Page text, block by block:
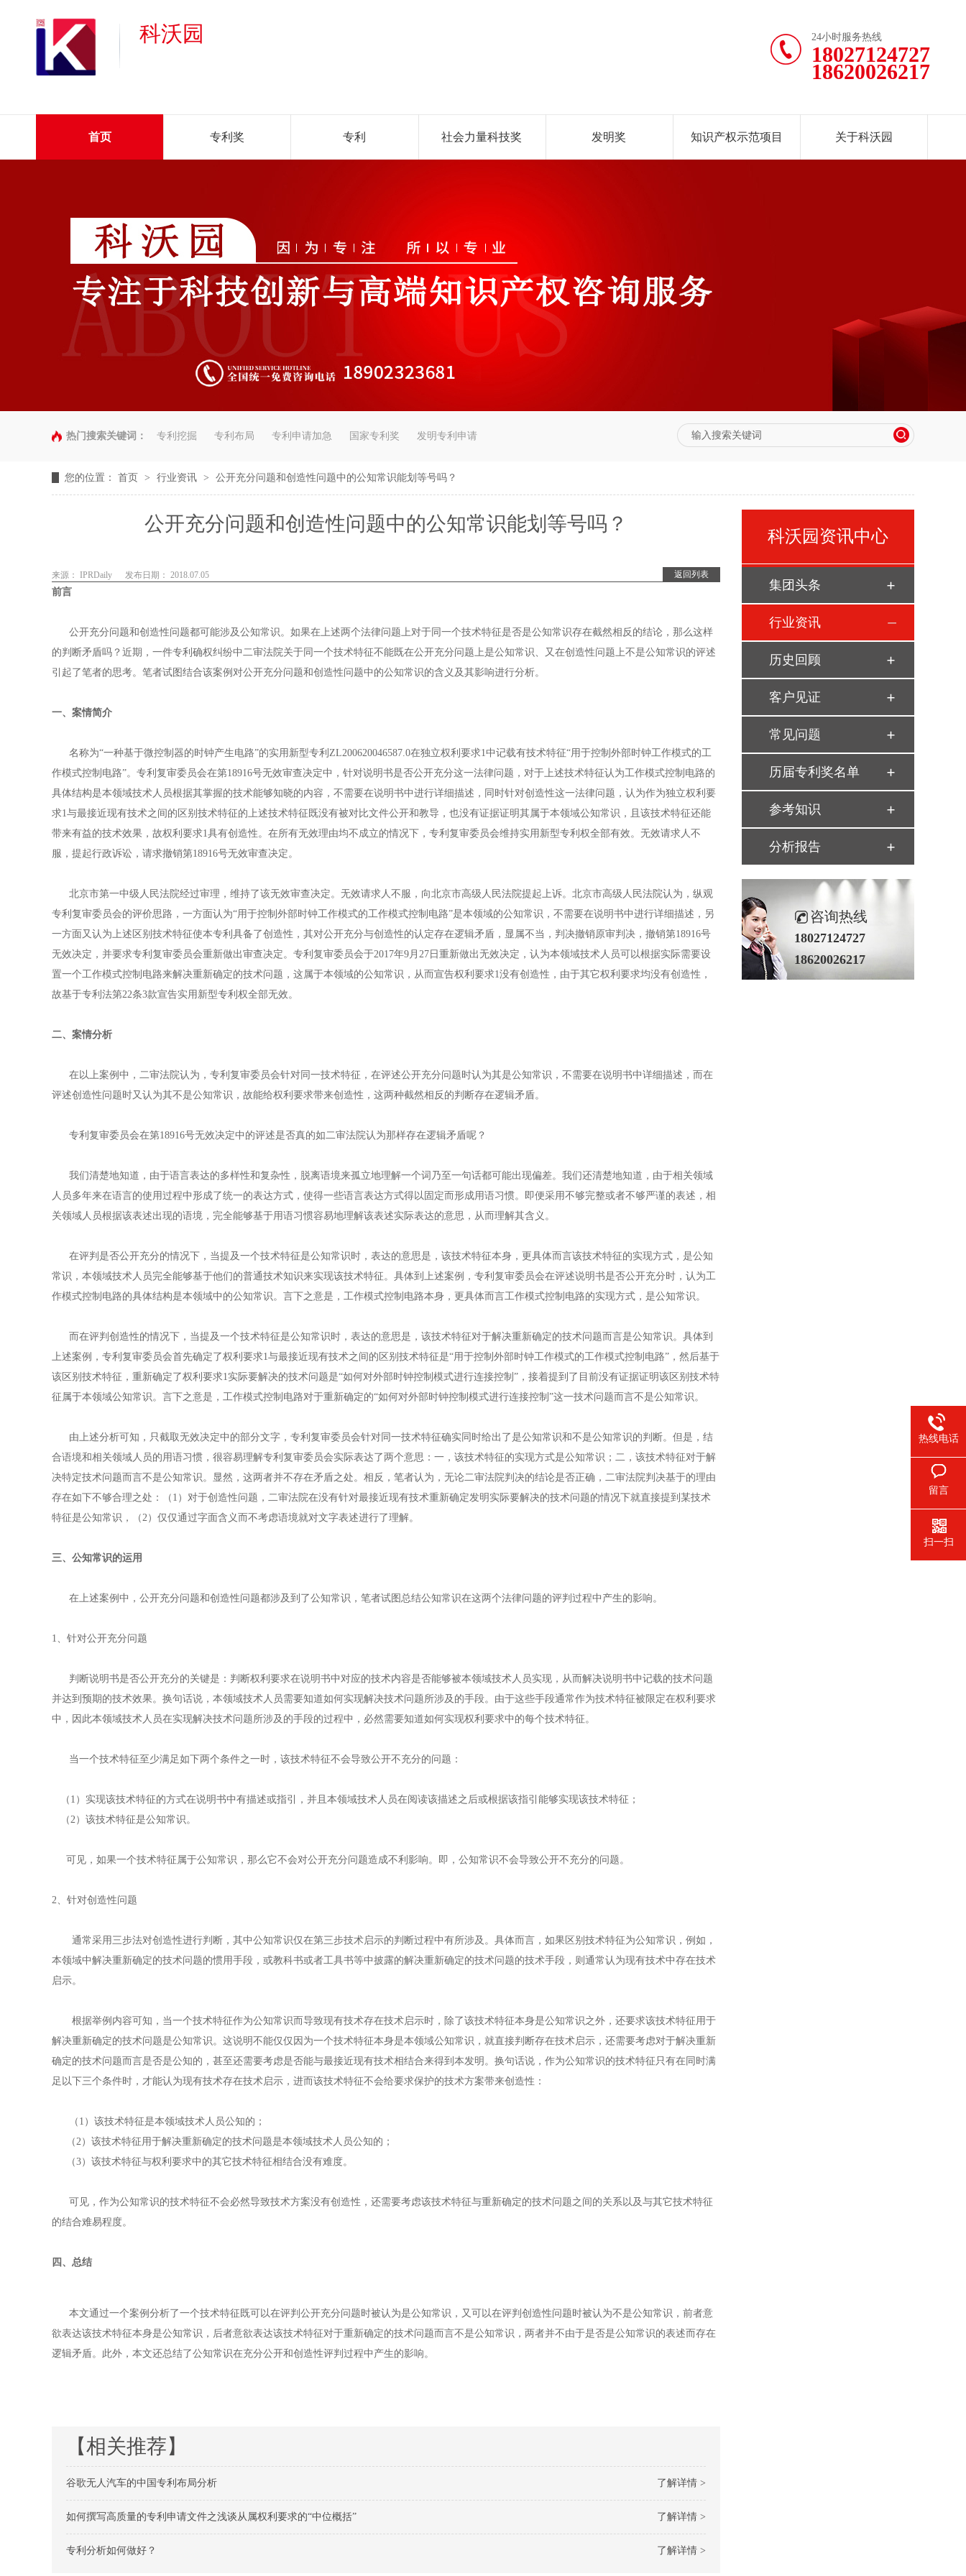
24小时服务热线
18027124727
18620026217
科沃园
首页 专利奖 专利 社会力量科技奖 发明奖 知识产权示范项目 关于科沃园
热门搜索关键词： 专利挖掘 专利布局 专利申请加急 国家专利奖 发明专利申请
您的位置： 首页 > 行业资讯 > 公开充分问题和创造性问题中的公知常识能划等号吗？
公开充分问题和创造性问题中的公知常识能划等号吗？
返回列表
来源： IPRDaily 发布日期： 2018.07.05
前言
公开充分问题和创造性问题都可能涉及公知常识。如果在上述两个法律问题上对于同一个技术特征是否是公知常识存在截然相反的结论，那么这样
的判断矛盾吗？近期，一件专利确权纠纷中二审法院关于同一个技术特征不能既在公开充分问题上是公知常识、又在创造性问题上不是公知常识的评述
引起了笔者的思考。笔者试图结合该案例对公开充分问题和创造性问题中的公知常识的含义及其影响进行分析。
一、案情简介
名称为“一种基于微控制器的时钟产生电路”的实用新型专利ZL200620046587.0在独立权利要求1中记载有技术特征“用于控制外部时钟工作模式的工
作模式控制电路”。专利复审委员会在第18916号无效审查决定中，针对说明书是否公开充分这一法律问题，对于上述技术特征认为工作模式控制电路的
具体结构是本领域技术人员根据其掌握的技术能够知晓的内容，不需要在说明书中进行详细描述，同时针对创造性这一法律问题，认为作为独立权利要
求1与最接近现有技术之间的区别技术特征的上述技术特征既没有被对比文件公开和教导，也没有证据证明其属于本领域公知常识，且该技术特征还能
带来有益的技术效果，故权利要求1具有创造性。在所有无效理由均不成立的情况下，专利复审委员会维持实用新型专利权全部有效。无效请求人不
服，提起行政诉讼，请求撤销第18916号无效审查决定。
北京市第一中级人民法院经过审理，维持了该无效审查决定。无效请求人不服，向北京市高级人民法院提起上诉。北京市高级人民法院认为，纵观
专利复审委员会的评价思路，一方面认为“用于控制外部时钟工作模式的工作模式控制电路”是本领域的公知常识，不需要在说明书中进行详细描述，另
一方面又认为上述区别技术特征使本专利具备了创造性，其对公开充分与创造性的认定存在逻辑矛盾，显属不当，判决撤销原审判决，撤销第18916号
无效决定，并要求专利复审委员会重新做出审查决定。专利复审委员会于2017年9月27日重新做出无效决定，认为本领域技术人员可以根据实际需要设
置一个工作模式控制电路来解决重新确定的技术问题，这属于本领域的公知常识，从而宣告权利要求1没有创造性，由于其它权利要求均没有创造性，
故基于专利法第22条3款宣告实用新型专利权全部无效。
二、案情分析
在以上案例中，二审法院认为，专利复审委员会针对同一技术特征，在评述公开充分问题时认为其是公知常识，不需要在说明书中详细描述，而在
评述创造性问题时又认为其不是公知常识，故能给权利要求带来创造性，这两种截然相反的判断存在逻辑矛盾。
专利复审委员会在第18916号无效决定中的评述是否真的如二审法院认为那样存在逻辑矛盾呢？
我们清楚地知道，由于语言表达的多样性和复杂性，脱离语境来孤立地理解一个词乃至一句话都可能出现偏差。我们还清楚地知道，由于相关领域
人员多年来在语言的使用过程中形成了统一的表达方式，使得一些语言表达方式得以固定而形成用语习惯。即便采用不够完整或者不够严谨的表述，相
关领域人员根据该表述出现的语境，完全能够基于用语习惯容易地理解该表述实际表达的意思，从而理解其含义。
在评判是否公开充分的情况下，当提及一个技术特征是公知常识时，表达的意思是，该技术特征本身，更具体而言该技术特征的实现方式，是公知
常识，本领域技术人员完全能够基于他们的普通技术知识来实现该技术特征。具体到上述案例，专利复审委员会在评述说明书是否公开充分时，认为工
作模式控制电路的具体结构是本领域中的公知常识。言下之意是，工作模式控制电路本身，更具体而言工作模式控制电路的实现方式，是公知常识。
而在评判创造性的情况下，当提及一个技术特征是公知常识时，表达的意思是，该技术特征对于解决重新确定的技术问题而言是公知常识。具体到
上述案例，专利复审委员会首先确定了权利要求1与最接近现有技术之间的区别技术特征是“用于控制外部时钟工作模式的工作模式控制电路”，然后基于
该区别技术特征，重新确定了权利要求1实际要解决的技术问题是“如何对外部时钟控制模式进行连接控制”，接着提到了目前没有证据证明该区别技术特
征属于本领域公知常识。言下之意是，工作模式控制电路对于重新确定的“如何对外部时钟控制模式进行连接控制”这一技术问题而言不是公知常识。
由上述分析可知，只截取无效决定中的部分文字，专利复审委员会针对同一技术特征确实同时给出了是公知常识和不是公知常识的判断。但是，结
合语境和相关领域人员的用语习惯，很容易理解专利复审委员会实际表达了两个意思：一，该技术特征的实现方式是公知常识；二，该技术特征对于解
决特定技术问题而言不是公知常识。显然，这两者并不存在矛盾之处。相反，笔者认为，无论二审法院判决的结论是否正确，二审法院判决基于的理由
存在如下不够合理之处：（1）对于创造性问题，二审法院在没有针对最接近现有技术重新确定发明实际要解决的技术问题的情况下就直接提到某技术
特征是公知常识，（2）仅仅通过字面含义而不考虑语境就对文字表述进行了理解。
三、公知常识的运用
在上述案例中，公开充分问题和创造性问题都涉及到了公知常识，笔者试图总结公知常识在这两个法律问题的评判过程中产生的影响。
1、针对公开充分问题
判断说明书是否公开充分的关键是：判断权利要求在说明书中对应的技术内容是否能够被本领域技术人员实现，从而解决说明书中记载的技术问题
并达到预期的技术效果。换句话说，本领域技术人员需要知道如何实现解决技术问题所涉及的手段。由于这些手段通常作为技术特征被限定在权利要求
中，因此本领域技术人员在实现解决技术问题所涉及的手段的过程中，必然需要知道如何实现权利要求中的每个技术特征。
当一个技术特征至少满足如下两个条件之一时，该技术特征不会导致公开不充分的问题：
（1）实现该技术特征的方式在说明书中有描述或指引，并且本领域技术人员在阅读该描述之后或根据该指引能够实现该技术特征；
（2）该技术特征是公知常识。
可见，如果一个技术特征属于公知常识，那么它不会对公开充分问题造成不利影响。即，公知常识不会导致公开不充分的问题。
2、针对创造性问题
通常采用三步法对创造性进行判断，其中公知常识仅在第三步技术启示的判断过程中有所涉及。具体而言，如果区别技术特征为公知常识，例如，
本领域中解决重新确定的技术问题的惯用手段，或教科书或者工具书等中披露的解决重新确定的技术问题的技术手段，则通常认为现有技术中存在技术
启示。
根据举例内容可知，当一个技术特征作为公知常识而导致现有技术存在技术启示时，除了该技术特征本身是公知常识之外，还要求该技术特征用于
解决重新确定的技术问题是公知常识。这说明不能仅仅因为一个技术特征本身是本领域公知常识，就直接判断存在技术启示，还需要考虑对于解决重新
确定的技术问题而言是否是公知的，甚至还需要考虑是否能与最接近现有技术相结合来得到本发明。换句话说，作为公知常识的技术特征只有在同时满
足以下三个条件时，才能认为现有技术存在技术启示，进而该技术特征不会给要求保护的技术方案带来创造性：
（1）该技术特征是本领域技术人员公知的；
（2）该技术特征用于解决重新确定的技术问题是本领域技术人员公知的；
（3）该技术特征与权利要求中的其它技术特征相结合没有难度。
可见，作为公知常识的技术特征不会必然导致技术方案没有创造性，还需要考虑该技术特征与重新确定的技术问题之间的关系以及与其它技术特征
的结合难易程度。
四、总结
本文通过一个案例分析了一个技术特征既可以在评判公开充分问题时被认为是公知常识，又可以在评判创造性问题时被认为不是公知常识，前者意
欲表达该技术特征本身是公知常识，后者意欲表达该技术特征对于重新确定的技术问题而言不是公知常识，两者并不由于是否是公知常识的表述而存在
逻辑矛盾。此外，本文还总结了公知常识在充分公开和创造性评判过程中产生的影响。
【相关推荐】
了解详情 >
谷歌无人汽车的中国专利布局分析
了解详情 >
如何撰写高质量的专利申请文件之浅谈从属权利要求的“中位概括”
了解详情 >
专利分析如何做好？
科沃园资讯中心
集团头条
行业资讯
历史回顾
客户见证
常见问题
历届专利奖名单
参考知识
分析报告
咨询热线
18027124727
18620026217
热线电话
留言
扫一扫